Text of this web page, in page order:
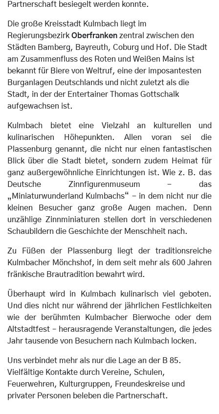
Partnerschaft besiegelt werden konnte.
Die große Kreisstadt Kulmbach liegt im
Regierungsbezirk Oberfranken zentral zwischen den
Städten Bamberg, Bayreuth, Coburg und Hof. Die Stadt
am Zusammenfluss des Roten und Weißen Mains ist
bekannt für Biere von Weltruf, eine der imposantesten
Burganlagen Deutschlands und nicht zuletzt als die
Stadt, in der der Entertainer Thomas Gottschalk
aufgewachsen ist.
Kulmbach bietet eine Vielzahl an kulturellen und
kulinarischen Höhepunkten. Allen voran sei die
Plassenburg genannt, die nicht nur einen fantastischen
Blick über die Stadt bietet, sondern zudem Heimat für
ganz außergewöhnliche Einrichtungen ist. Wie z. B. das
Deutsche Zinnfigurenmuseum - das
„Miniaturwunderland Kulmbachs“ - in dem nicht nur die
kleinen Besucher ganz große Augen machen. Denn
unzählige Zinnminiaturen stellen dort in verschiedenen
Schaubildern die Geschichte der Menschheit nach.
Zu Füßen der Plassenburg liegt der traditionsreiche
Kulmbacher Mönchshof, in dem seit mehr als 600 Jahren
fränkische Brautradition bewahrt wird.
Überhaupt wird in Kulmbach kulinarisch viel geboten.
Und dies nicht nur während der jährlichen Festlichkeiten
wie der berühmten Kulmbacher Bierwoche oder dem
Altstadtfest – herausragende Veranstaltungen, die jedes
Jahr tausende von Besuchern nach Kulmbach locken.
Uns verbindet mehr als nur die Lage an der B 85.
Vielfältige Kontakte durch Vereine, Schulen,
Feuerwehren, Kulturgruppen, Freundeskreise und
privater Personen beleben die Partnerschaft.